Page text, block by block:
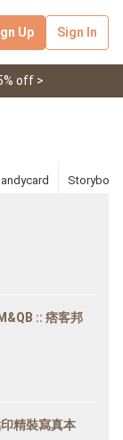
Up Sign In
off >
:: 痞客邦
精裝寫真本